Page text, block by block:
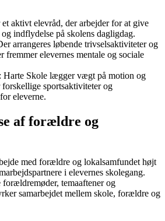
aktivt elevråd, der arbejder for at give
og indflydelse på skolens dagligdag.
arrangeres løbende trivselsaktiviteter og
fremmer elevernes mentale og sociale
Harte Skole lægger vægt på motion og
sportsaktiviteter og
eleverne.
af forældre og
med forældre og lokalsamfundet højt
i elevernes skolegang.
forældremøder, temaaftener og
samarbejdet mellem skole, forældre og